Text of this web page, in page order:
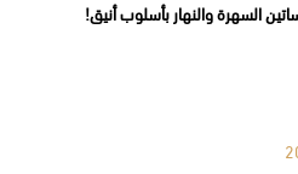
السهرة والنهار بأسلوب أنيق!